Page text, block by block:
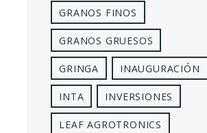
GRANOS FINOS
GRANOS GRUESOS
GRINGA INAUGURACIÓN
INTA INVERSIONES
LEAF AGROTRONICS